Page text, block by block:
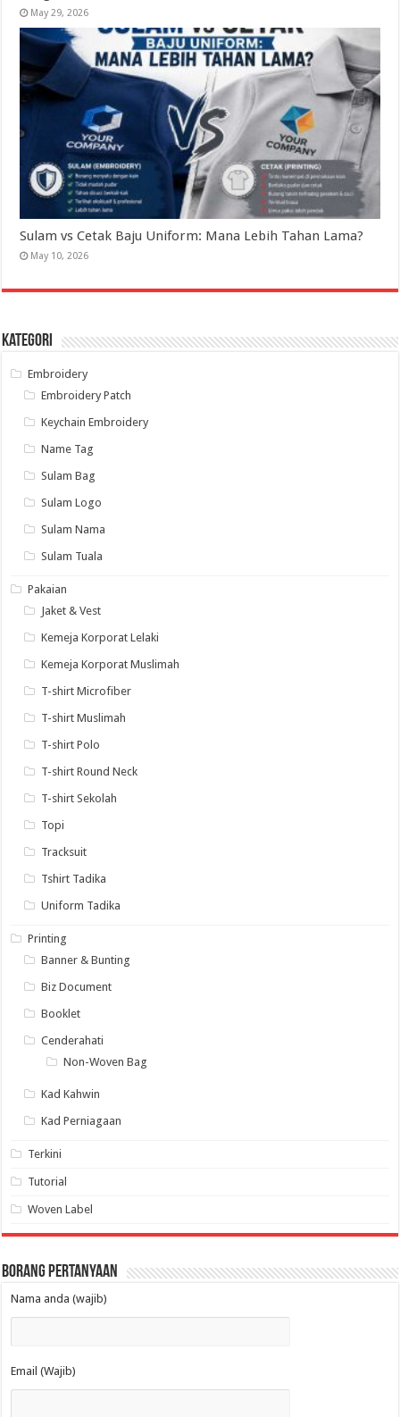
May 29, 2026
Sulam vs Cetak Baju Uniform: Mana Lebih Tahan Lama?
May 10, 2026
Kategori
Embroidery
Embroidery Patch
Keychain Embroidery
Name Tag
Sulam Bag
Sulam Logo
Sulam Nama
Sulam Tuala
Pakaian
Jaket & Vest
Kemeja Korporat Lelaki
Kemeja Korporat Muslimah
T-shirt Microfiber
T-shirt Muslimah
T-shirt Polo
T-shirt Round Neck
T-shirt Sekolah
Topi
Tracksuit
Tshirt Tadika
Uniform Tadika
Printing
Banner & Bunting
Biz Document
Booklet
Cenderahati
Non-Woven Bag
Kad Kahwin
Kad Perniagaan
Terkini
Tutorial
Woven Label
Borang Pertanyaan
Nama anda (wajib)
Email (Wajib)